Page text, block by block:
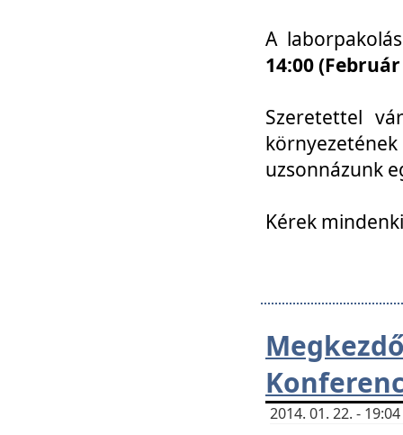
A
14:00
Szeretettel
uzsonnázunk
Kérek
2014. 01. 22. -